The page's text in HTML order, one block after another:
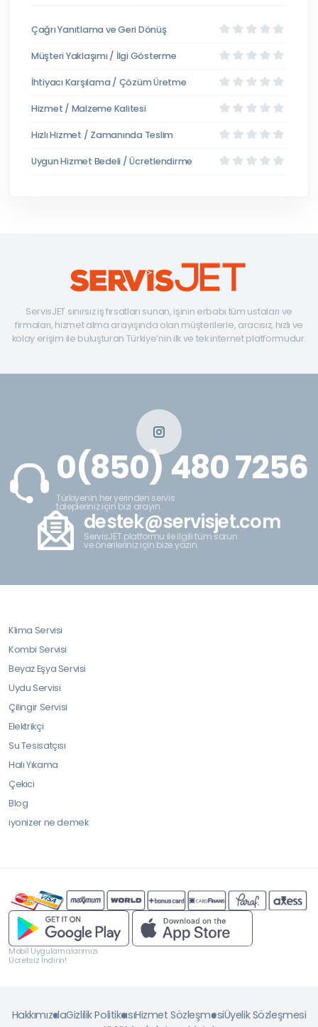
Çağrı Yanıtlama ve Geri Dönüş
Müşteri Yaklaşımı / İlgi Gösterme
İhtiyacı Karşılama / Çözüm Üretme
Hizmet / Malzeme Kalitesi
Hızlı Hizmet / Zamanında Teslim
Uygun Hizmet Bedeli / Ücretlendirme
ServisJET sınırsız iş fırsatları sunan, işinin erbabı tüm ustaları ve
firmaları, hizmet alma arayışında olan müşterilerle, aracısız, hızlı ve
kolay erişim ile buluşturan Türkiye’nin ilk ve tek internet platformudur.
0(850) 480 7256
Türkiyenin her yerinden servis
talepleriniz için bizi arayın.
destek@servisjet.com
ServisJET platformu ile ilgili tüm sorun
ve önerileriniz için bize yazın.
Klima Servisi
Kombi Servisi
Beyaz Eşya Servisi
Uydu Servisi
Çilingir Servisi
Elektrikçi
Su Tesisatçısı
Halı Yıkama
Çekici
Blog
iyonizer ne demek
Mobil Uygulamalarımızı
Ücretsiz İndirin!
HakkımızdaGizlilik PolitikasıHizmet SözleşmesiÜyelik Sözleşmesi